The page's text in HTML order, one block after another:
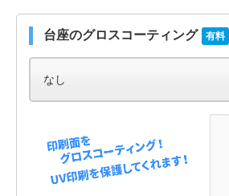
台座のグロスコーティング 有料